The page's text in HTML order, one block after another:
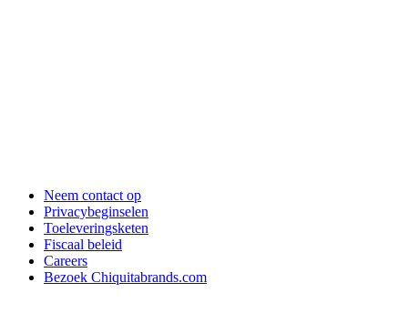
Neem contact op
Privacybeginselen
Toeleveringsketen
Fiscaal beleid
Careers
Bezoek Chiquitabrands.com